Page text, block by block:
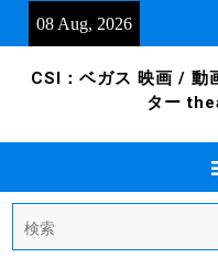
08 Aug, 2026
CSI：ベガス 映画 / 動
ター
for: